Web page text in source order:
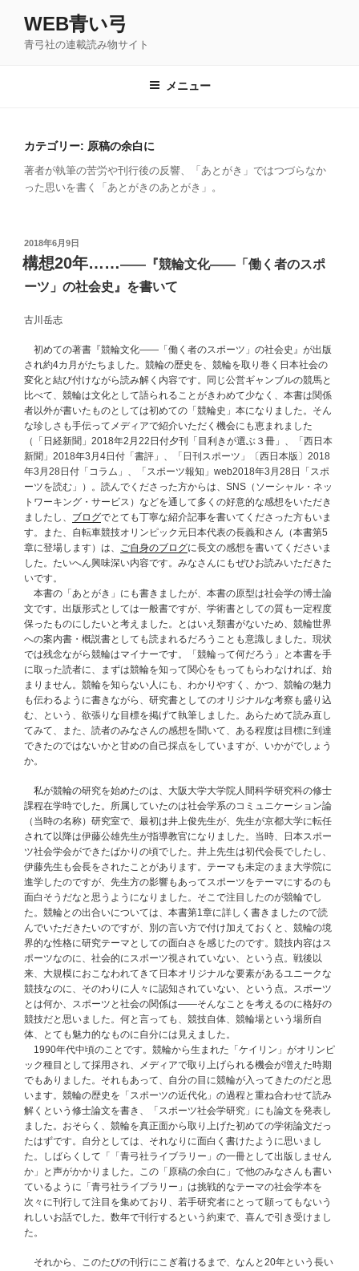
WEB青い弓
青弓社の連載読み物サイト
メニュー
カテゴリー: 原稿の余白に
著者が執筆の苦労や刊行後の反響、「あとがき」ではつづらなか
った思いを書く「あとがきのあとがき」。
投
稿
日:
2018年6月9日
構想20年……――『競輪文化――「働く者のスポ
ーツ」の社会史』を書いて
古川岳志
初めての著書『競輪文化――「働く者のスポーツ」の社会史』が出版
され約4カ月がたちました。競輪の歴史を、競輪を取り巻く日本社会の
変化と結び付けながら読み解く内容です。同じ公営ギャンブルの競馬と
比べて、競輪は文化として語られることがきわめて少なく、本書は関係
者以外が書いたものとしては初めての「競輪史」本になりました。そん
な珍しさも手伝ってメディアで紹介いただく機会にも恵まれました
（「日経新聞」2018年2月22日付夕刊「目利きが選ぶ３冊」、「西日本
新聞」2018年3月4日付「書評」、「日刊スポーツ」〔西日本版〕2018
年3月28日付「コラム」、「スポーツ報知」web2018年3月28日「スポ
ーツを読む」）。読んでくださった方からは、SNS（ソーシャル・ネッ
トワーキング・サービス）などを通して多くの好意的な感想をいただき
ましたし、 ブログでとても丁寧な紹介記事を書いてくださった方もいま
す。また、自転車競技オリンピック元日本代表の長義和さん（本書第5
章に登場します）は、 ご自身のブログに長文の感想を書いてくださいま
した。たいへん興味深い内容です。みなさんにもぜひお読みいただきた
いです。
本書の「あとがき」にも書きましたが、本書の原型は社会学の博士論
文です。出版形式としては一般書ですが、学術書としての質も一定程度
保ったものにしたいと考えました。とはいえ類書がないため、競輪世界
への案内書・概説書としても読まれるだろうことも意識しました。現状
では残念ながら競輪はマイナーです。「競輪って何だろう」と本書を手
に取った読者に、まずは競輪を知って関心をもってもらわなければ、始
まりません。競輪を知らない人にも、わかりやすく、かつ、競輪の魅力
も伝わるように書きながら、研究書としてのオリジナルな考察も盛り込
む、という、欲張りな目標を掲げて執筆しました。あらためて読み直し
てみて、また、読者のみなさんの感想を聞いて、ある程度は目標に到達
できたのではないかと甘めの自己採点をしていますが、いかがでしょう
か。
私が競輪の研究を始めたのは、大阪大学大学院人間科学研究科の修士
課程在学時でした。所属していたのは社会学系のコミュニケーション論
（当時の名称）研究室で、最初は井上俊先生が、先生が京都大学に転任
されて以降は伊藤公雄先生が指導教官になりました。当時、日本スポー
ツ社会学会ができたばかりの頃でした。井上先生は初代会長でしたし、
伊藤先生も会長をされたことがあります。テーマも未定のまま大学院に
進学したのですが、先生方の影響もあってスポーツをテーマにするのも
面白そうだなと思うようになりました。そこで注目したのが競輪でし
た。競輪との出合いについては、本書第1章に詳しく書きましたので読
んでいただきたいのですが、別の言い方で付け加えておくと、競輪の境
界的な性格に研究テーマとしての面白さを感じたのです。競技内容はス
ポーツなのに、社会的にスポーツ視されていない、という点。戦後以
来、大規模におこなわれてきて日本オリジナルな要素があるユニークな
競技なのに、そのわりに人々に認知されていない、という点。スポーツ
とは何か、スポーツと社会の関係は――そんなことを考えるのに格好の
競技だと思いました。何と言っても、競技自体、競輪場という場所自
体、とても魅力的なものに自分には見えました。
1990年代中頃のことです。競輪から生まれた「ケイリン」がオリンピ
ック種目として採用され、メディアで取り上げられる機会が増えた時期
でもありました。それもあって、自分の目に競輪が入ってきたのだと思
います。競輪の歴史を「スポーツの近代化」の過程と重ね合わせて読み
解くという修士論文を書き、「スポーツ社会学研究」にも論文を発表し
ました。おそらく、競輪を真正面から取り上げた初めての学術論文だっ
たはずです。自分としては、それなりに面白く書けたように思いまし
た。しばらくして「「青弓社ライブラリー」の一冊として出版しません
か」と声がかかりました。この「原稿の余白に」で他のみなさんも書い
ているように「青弓社ライブラリー」は挑戦的なテーマの社会学本を
次々に刊行して注目を集めており、若手研究者にとって願ってもないう
れしいお話でした。数年で刊行するという約束で、喜んで引き受けまし
た。
それから、このたびの刊行にこぎ着けるまで、なんと20年という長い